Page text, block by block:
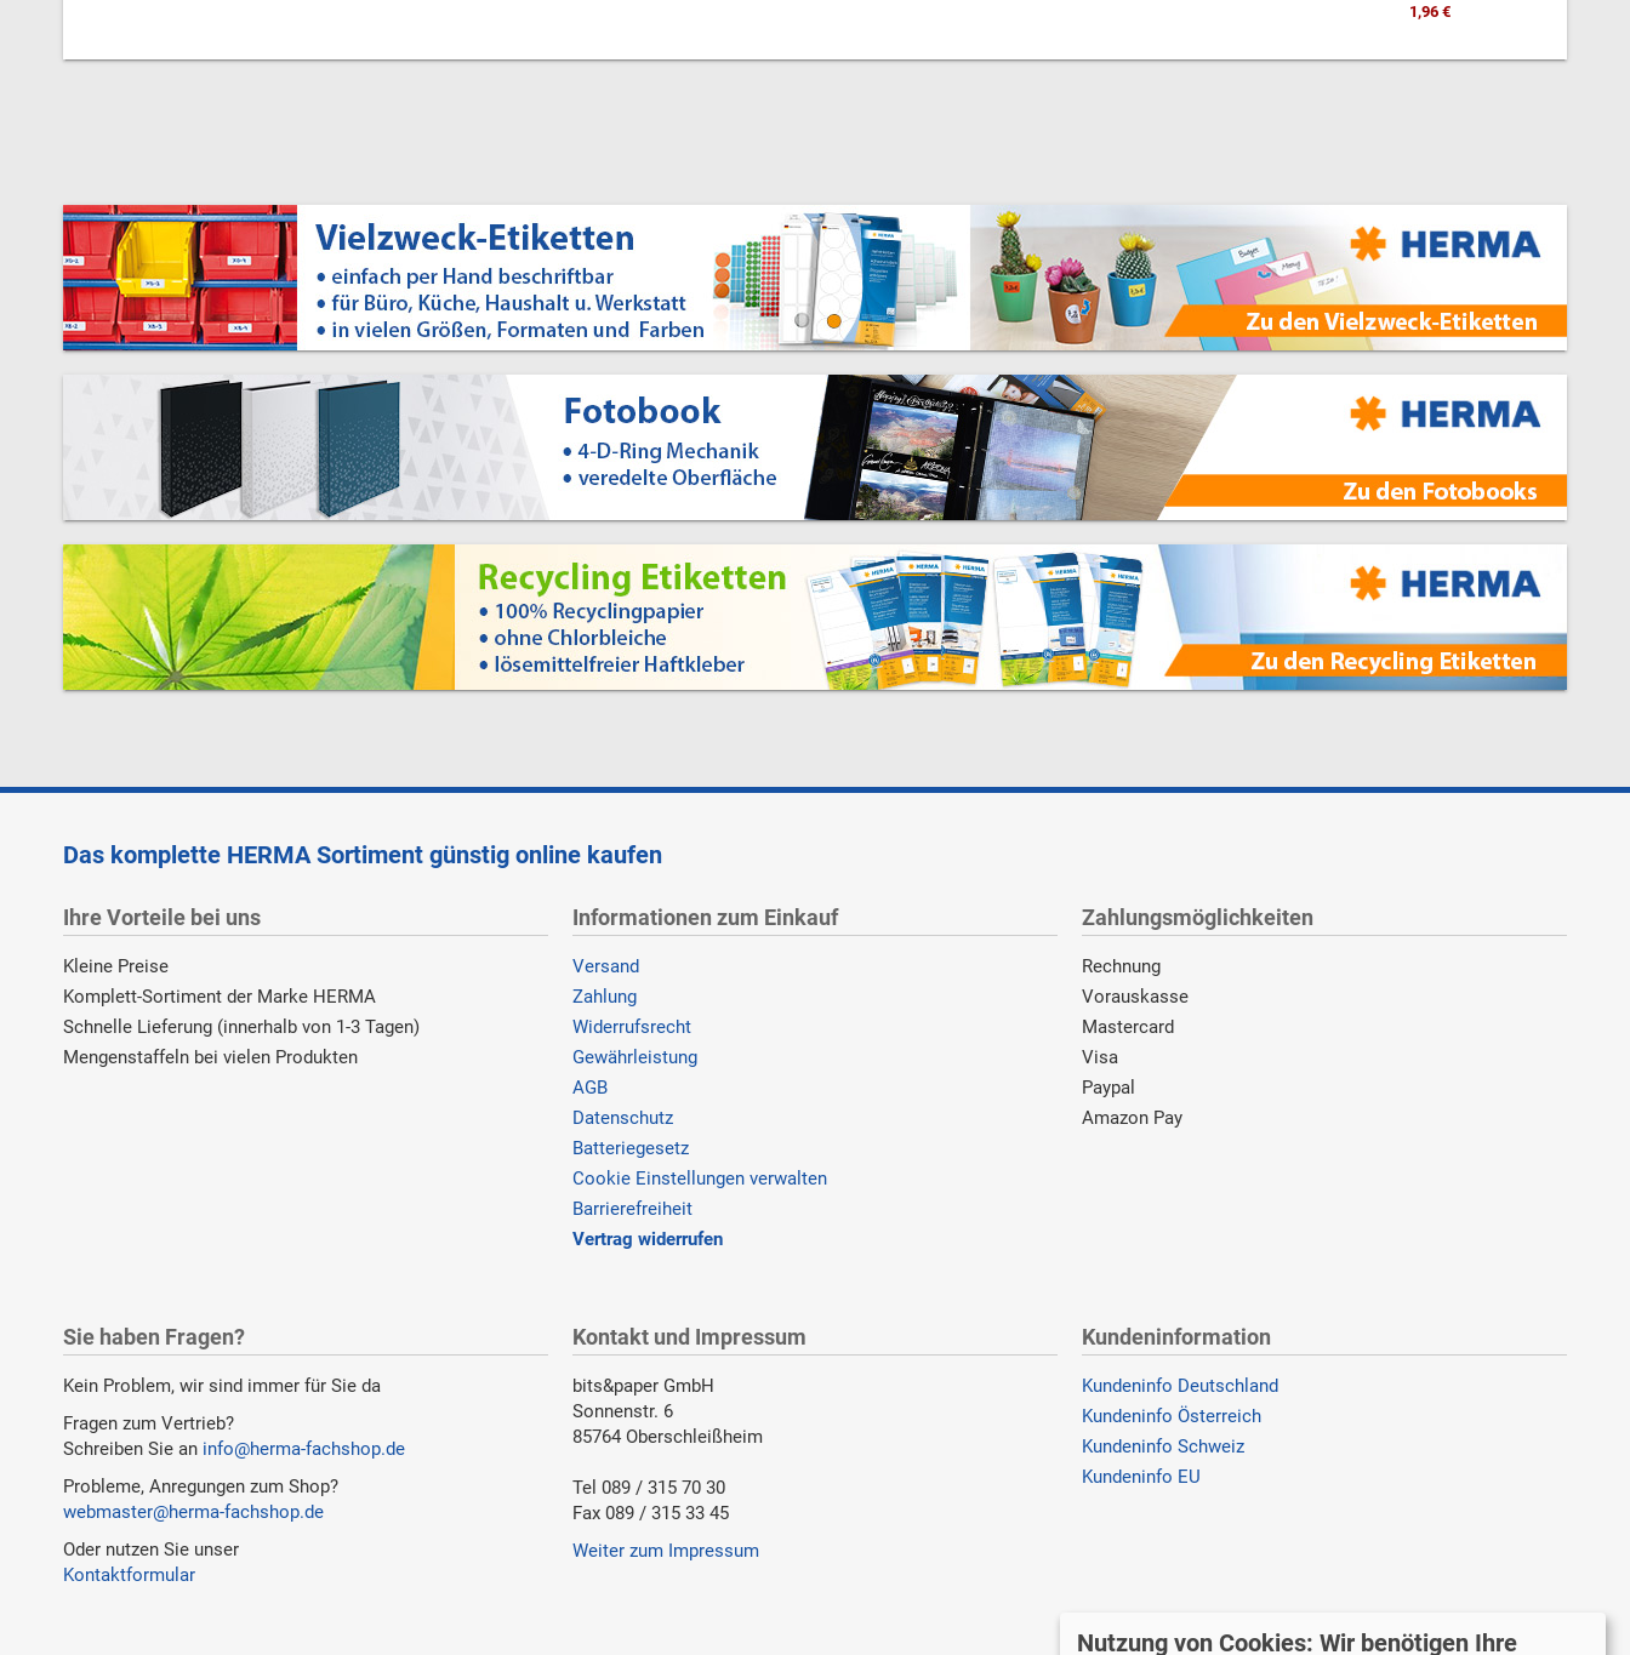
1,96 €
Das komplette HERMA Sortiment günstig online kaufen
Ihre Vorteile bei uns
Kleine Preise
Komplett-Sortiment der Marke HERMA
Schnelle Lieferung (innerhalb von 1-3 Tagen)
Mengenstaffeln bei vielen Produkten
Informationen zum Einkauf
Versand
Zahlung
Widerrufsrecht
Gewährleistung
AGB
Datenschutz
Batteriegesetz
Cookie Einstellungen verwalten
Barrierefreiheit
Vertrag widerrufen
Zahlungsmöglichkeiten
Rechnung
Vorauskasse
Mastercard
Visa
Paypal
Amazon Pay
Sie haben Fragen?
Kein Problem, wir sind immer für Sie da
Fragen zum Vertrieb?
Schreiben Sie an info@herma-fachshop.de
Probleme, Anregungen zum Shop?
webmaster@herma-fachshop.de
Oder nutzen Sie unser
Kontaktformular
Kontakt und Impressum
bits&paper GmbH
Sonnenstr. 6
85764 Oberschleißheim
Tel 089 / 315 70 30
Fax 089 / 315 33 45
Weiter zum Impressum
Kundeninformation
Kundeninfo Deutschland
Kundeninfo Österreich
Kundeninfo Schweiz
Kundeninfo EU
Nutzung von Cookies: Wir benötigen Ihre